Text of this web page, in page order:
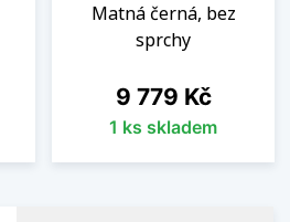
Matná černá, bez
sprchy
Cena
9 779 Kč
1 ks skladem